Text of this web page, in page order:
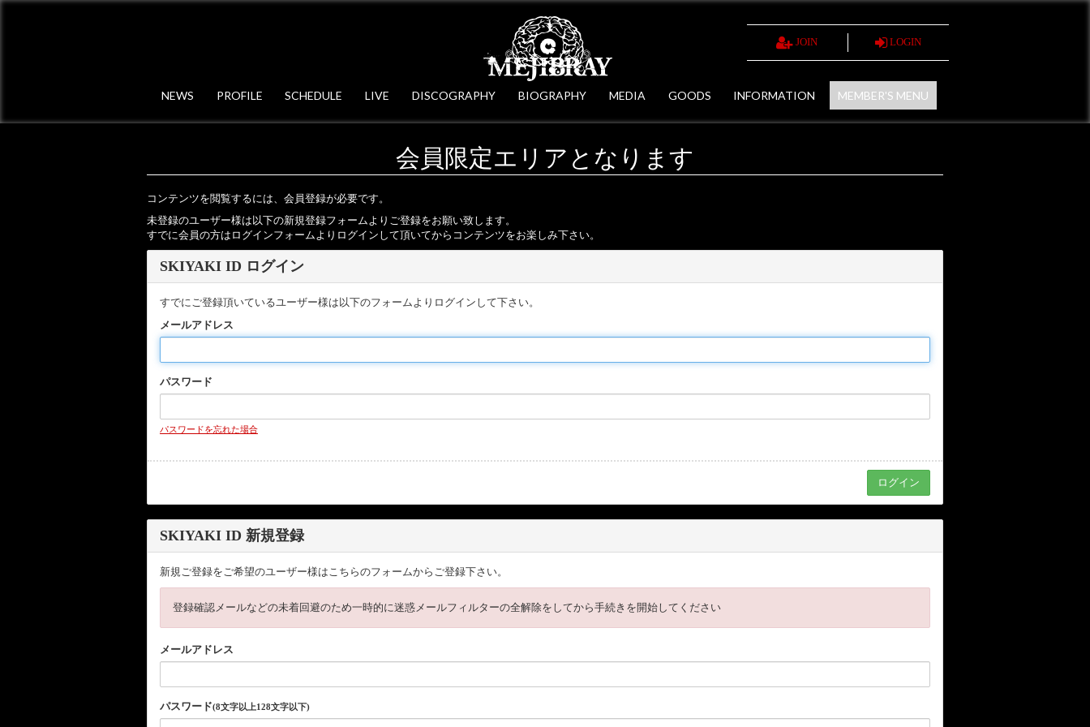
JOIN LOGIN
NEWS PROFILE SCHEDULE LIVE DISCOGRAPHY BIOGRAPHY MEDIA GOODS INFORMATION MEMBER'S MENU
会員限定エリアとなります
コンテンツを閲覧するには、会員登録が必要です。
未登録のユーザー様は以下の新規登録フォームよりご登録をお願い致します。
すでに会員の方はログインフォームよりログインして頂いてからコンテンツをお楽しみ下さい。
SKIYAKI ID ログイン
すでにご登録頂いているユーザー様は以下のフォームよりログインして下さい。
メールアドレス
パスワード
パスワードを忘れた場合
SKIYAKI ID 新規登録
新規ご登録をご希望のユーザー様はこちらのフォームからご登録下さい。
登録確認メールなどの未着回避のため一時的に迷惑メールフィルターの全解除をしてから手続きを開始してください
メールアドレス
パスワード(8文字以上128文字以下)